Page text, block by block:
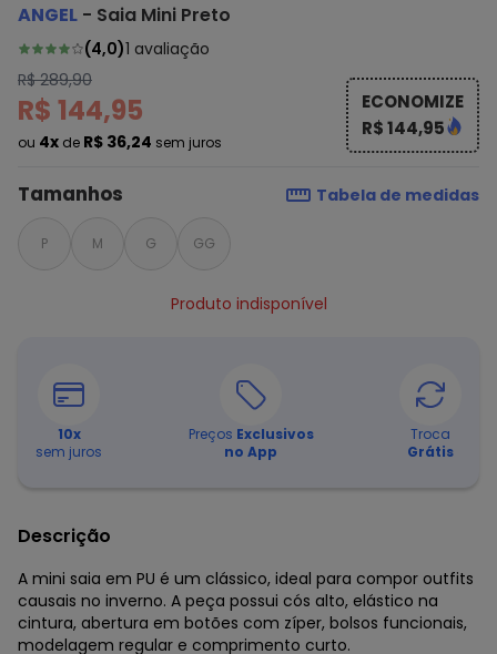
ANGEL - Saia Mini Preto
(4,0)1 avaliação
R$ 289,90
R$ 144,95
ou 4x de R$ 36,24 sem juros
ECONOMIZE
R$ 144,95
Tamanhos Tabela de medidas
P M G GG
Produto indisponível
10x
sem juros
Preços Exclusivos
no App
Troca
Grátis
Descrição
A mini saia em PU é um clássico, ideal para compor outfits
causais no inverno. A peça possui cós alto, elástico na
cintura, abertura em botões com zíper, bolsos funcionais,
modelagem regular e comprimento curto.